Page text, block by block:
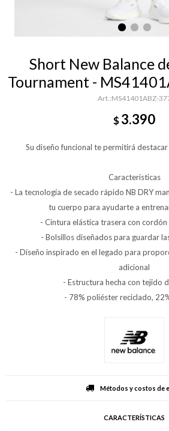
Short New Balance
Tournament -
MS41401ABZ-
$3.390
Su diseño funcional te permitirá destacar
Características
- La tecnología de secado rápido NB DRY
tu cuerpo para ayudarte a
- Cintura elástica trasera con
- Bolsillos diseñados para guardar
- Diseño inspirado en el legado para
adicional
- Estructura hecha con tejido
- 78% poliéster reciclado,
Métodos y costos de
CARACTERÍSTICAS